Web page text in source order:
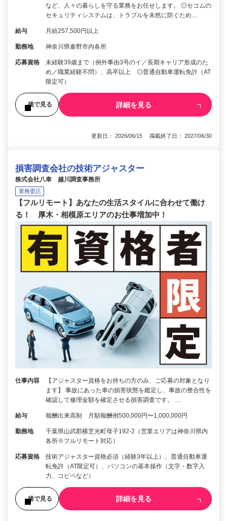
など、人々の暮らしを守る業務をお任せします。 ◎セコムの
セキュリティシステムは、トラブルを未然に防ぐため…
給与 月給257,500円以上
勤務地 神奈川県秦野市内各所
応募資格
未経験39歳まで（例外事由3号のイ／長期キャリア形成のた
め／職業経験不問）、高卒以上 ◎普通自動車運転免許（AT
限定可）
後で見る 詳細を見る
更新日： 2026/06/15 掲載終了日： 2027/06/30
損害調査会社の技術アジャスター
株式会社八車 越川調査事務所
業務委託
【フルリモート】あなたの生活スタイルに合わせて働け
る！ 厚木・相模原エリアのお仕事増加中！
仕事内容
【アジャスター資格をお持ちの方のみ、ご応募の対象となり
ます】 事故にあった車の損害状態を鑑定し、事故の整合性を
確認して修理金額を確定させる損害調査です。 …
給与 報酬出来高制 月額報酬例500,000円〜1,000,000円
勤務地
千葉県山武郡横芝光町母子192-2（営業エリアは神奈川県内
各所※フルリモート対応）
応募資格
技術アジャスター資格必須（経験3年以上）、普通自動車運
転免許（AT限定可）、パソコンの基本操作（文字・数字入
力、コピペなど）
後で見る 詳細を見る